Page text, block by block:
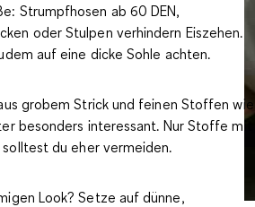
Strumpfhosen ab 60 DEN,
oder Stulpen verhindern Eiszehen.
auf eine dicke Sohle achten.
grobem Strick und feinen Stoffen wie
besonders interessant. Nur Stoffe mit
du eher vermeiden.
Look? Setze auf dünne,